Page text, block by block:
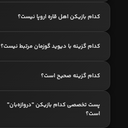
کدام بازیکن اهل قاره اروپا نیست؟
کدام گزینه با دیوید گوزمان مرتبط نیست؟
کدام گزینه صحیح است؟
پست تخصصی کدام بازیکن "دروازه‌بان"
است؟